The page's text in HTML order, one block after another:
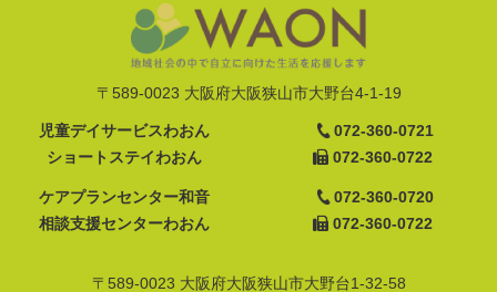
〒589-0023 大阪府大阪狭山市大野台4-1-19
児童デイサービスわおん
ショートステイわおん
ケアプランセンター和音
相談支援センターわおん
072-360-0721
072-360-0722
072-360-0720
072-360-0722
〒589-0023 大阪府大阪狭山市大野台1-32-58